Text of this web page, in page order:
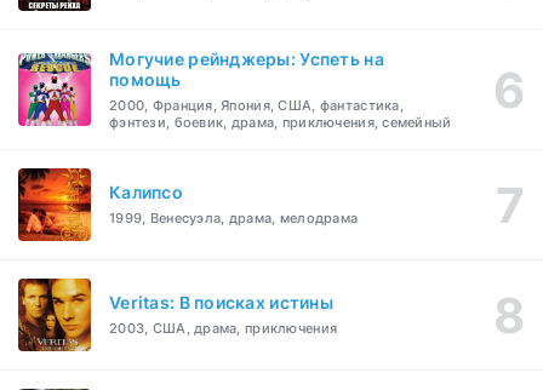
Могучие рейнджеры: Успеть на
помощь
2000, Франция, Япония, США, фантастика,
фэнтези, боевик, драма, приключения, семейный
Калипсо
1999, Венесуэла, драма, мелодрама
Veritas: В поисках истины
2003, США, драма, приключения